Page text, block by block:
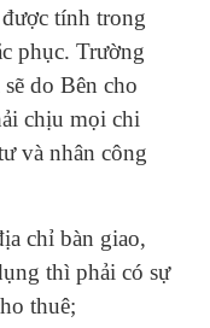
tính trong
phục. Trường
do Bên cho
chịu mọi chi
và nhân công
chỉ bàn giao,
thì phải có sự
thuê;